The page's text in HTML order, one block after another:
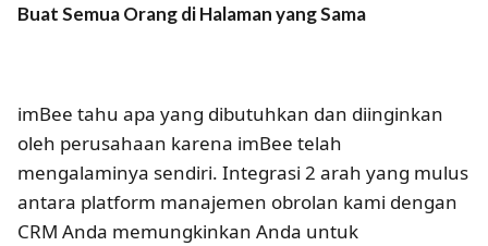
Buat Semua Orang di Halaman yang Sama
imBee tahu apa yang dibutuhkan dan diinginkan
oleh perusahaan karena imBee telah
mengalaminya sendiri. Integrasi 2 arah yang mulus
antara platform manajemen obrolan kami dengan
CRM Anda memungkinkan Anda untuk